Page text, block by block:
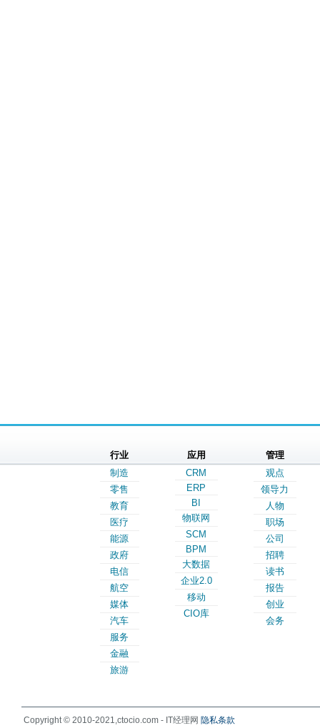
行业
制造
零售
教育
医疗
能源
政府
电信
航空
媒体
汽车
服务
金融
旅游
应用
CRM
ERP
BI
物联网
SCM
BPM
大数据
企业2.0
移动
CIO库
管理
观点
领导力
人物
职场
公司
招聘
读书
报告
创业
会务
Copyright © 2010-2021,ctocio.com - IT经理网 隐私条款